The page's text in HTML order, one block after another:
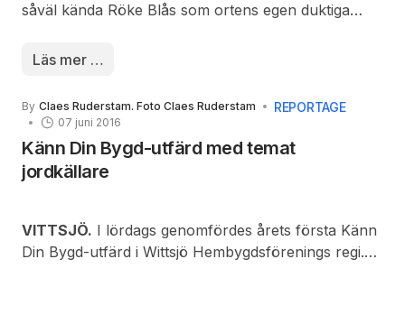
såväl kända Röke Blås som ortens egen duktiga
Läs mer …
By Claes Ruderstam. Foto Claes Ruderstam REPORTAGE
07 juni 2016
Känn Din Bygd-utfärd med temat
jordkällare
VITTSJÖ. I lördags genomfördes årets första Känn
Din Bygd-utfärd i Wittsjö Hembygdsförenings regi.